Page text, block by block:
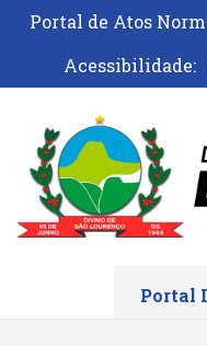
Portal de Atos
Acessibilidade:
Portal